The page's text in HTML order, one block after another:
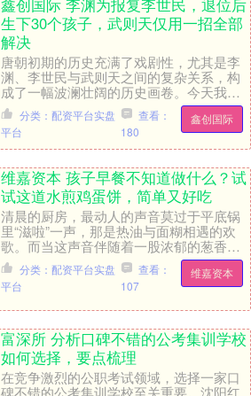
鑫创国际 李渊为报复李世民，退位后
生下30个孩子，武则天仅用一招全部
解决
唐朝初期的历史充满了戏剧性，尤其是李
渊、李世民与武则天之间的复杂关系，构
成了一幅波澜壮阔的历史画卷。今天我们
就来聊聊这段鲜为人知的家庭纷争。 李
渊，唐朝的开国皇....
鑫创国际
分类：配资平台实盘
平台
查看：
180
维嘉资本 孩子早餐不知道做什么？试
试这道水煎鸡蛋饼，简单又好吃
清晨的厨房，最动人的声音莫过于平底锅
里“滋啦”一声，那是热油与面糊相遇的欢
歌。而当这声音伴随着一股浓郁的葱香鸡
蛋味飘出时，睡眼惺忪的家人们往往就会
被这香气“钓”....
维嘉资本
分类：配资平台实盘
平台
查看：
107
富深所 分析口碑不错的公考集训学校
如何选择，要点梳理
在竞争激烈的公职考试领域，选择一家口
碑不错的公考集训学校至关重要。沈阳红